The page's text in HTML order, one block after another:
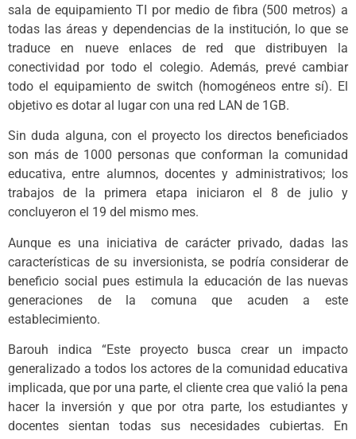
sala de equipamiento TI por medio de fibra (500 metros) a
todas las áreas y dependencias de la institución, lo que se
traduce en nueve enlaces de red que distribuyen la
conectividad por todo el colegio. Además, prevé cambiar
todo el equipamiento de switch (homogéneos entre sí). El
objetivo es dotar al lugar con una red LAN de 1GB.
Sin duda alguna, con el proyecto los directos beneficiados
son más de 1000 personas que conforman la comunidad
educativa, entre alumnos, docentes y administrativos; los
trabajos de la primera etapa iniciaron el 8 de julio y
concluyeron el 19 del mismo mes.
Aunque es una iniciativa de carácter privado, dadas las
características de su inversionista, se podría considerar de
beneficio social pues estimula la educación de las nuevas
generaciones de la comuna que acuden a este
establecimiento.
Barouh indica “Este proyecto busca crear un impacto
generalizado a todos los actores de la comunidad educativa
implicada, que por una parte, el cliente crea que valió la pena
hacer la inversión y que por otra parte, los estudiantes y
docentes sientan todas sus necesidades cubiertas. En